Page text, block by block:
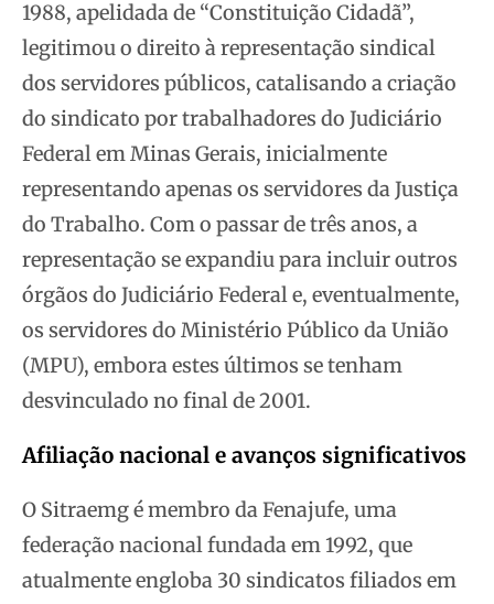
1988, apelidada de “Constituição Cidadã”,
legitimou o direito à representação sindical
dos servidores públicos, catalisando a criação
do sindicato por trabalhadores do Judiciário
Federal em Minas Gerais, inicialmente
representando apenas os servidores da Justiça
do Trabalho. Com o passar de três anos, a
representação se expandiu para incluir outros
órgãos do Judiciário Federal e, eventualmente,
os servidores do Ministério Público da União
(MPU), embora estes últimos se tenham
desvinculado no final de 2001.
Afiliação nacional e avanços significativos
O Sitraemg é membro da Fenajufe, uma
federação nacional fundada em 1992, que
atualmente engloba 30 sindicatos filiados em